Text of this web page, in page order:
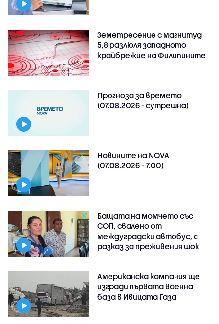
Земетресение с магнитуд
5,8 разлюля западното
крайбрежие на Филипините
Прогноза за времето
(07.08.2026 - сутрешна)
Новините на NOVA
(07.08.2026 - 7.00)
Бащата на момчето със
СОП, свалено от
междуградски автобус, с
разказ за преживения шок
Американска компания ще
изгради първата военна
база в Ивицата Газа